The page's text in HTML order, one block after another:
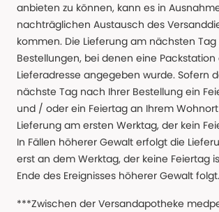
anbieten zu können, kann es in
nachträglichen Austausch des
kommen. Die Lieferung am nächsten
Bestellungen, bei denen eine Packstation
Lieferadresse angegeben wurde. Sofern
nächste Tag nach Ihrer Bestellung ein
und / oder ein Feiertag an Ihrem
Lieferung am ersten Werktag, der kein
In Fällen höherer Gewalt erfolgt die
erst an dem Werktag, der keine Feiertag
Ende des Ereignisses höherer Gewalt folgt.
***Zwischen der Versandapotheke